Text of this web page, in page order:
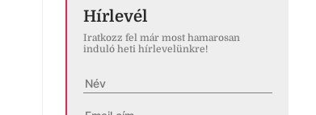
Hírlevél
Iratkozz fel már most hamarosan
induló heti hírlevelünkre!